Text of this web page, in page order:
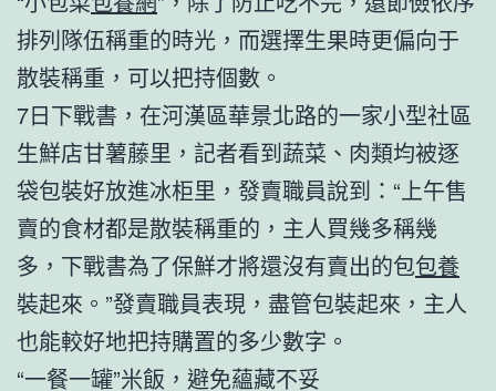
排列隊伍稱重的時光，而選擇生果時更偏向于
散裝稱重，可以把持個數。
7日下戰書，在河漢區華景北路的一家小型社區
生鮮店甘薯藤里，記者看到蔬菜、肉類均被逐
袋包裝好放進冰柜里，發賣職員說到：“上午售
賣的食材都是散裝稱重的，主人買幾多稱幾
多，下戰書為了保鮮才將還沒有賣出的包包養
裝起來。”發賣職員表現，盡管包裝起來，主人
也能較好地把持購置的多少數字。
“一餐一罐”米飯，避免蘊藏不妥